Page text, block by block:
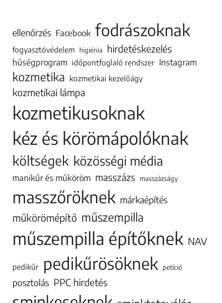
ellenőrzés Facebook fodrászoknak
fogyasztóvédelem higiénia hirdetéskezelés
hűségprogram időpontfoglaló rendszer Instagram
kozmetika kozmetikai kezelőágy
kozmetikai lámpa
kozmetikusoknak
kéz és körömápolóknak
költségek közösségi média
manikűr és műköröm masszázs masszázságy
masszőröknek márkaépítés
műkörömépítő műszempilla
műszempilla építőknek NAV
pedikűr pedikűrösöknek petíció
posztolás PPC hirdetés